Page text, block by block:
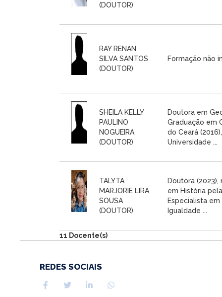
(DOUTOR)
RAY RENAN
SILVA SANTOS
(DOUTOR)
Formação não
SHEILA KELLY
PAULINO
NOGUEIRA
(DOUTOR)
Doutora em
Graduação em
do Ceará
Universidade ...
TALYTA
MARJORIE LIRA
SOUSA
(DOUTOR)
Doutora
em História
Especialista
Igualdade ...
11 Docente(s)
REDES SOCIAIS